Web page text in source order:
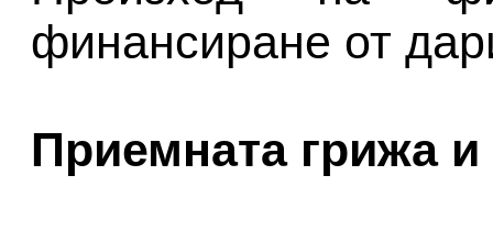
финансиране от
Приемната грижа и